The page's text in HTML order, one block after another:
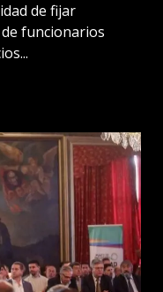
de fijar
funcionarios